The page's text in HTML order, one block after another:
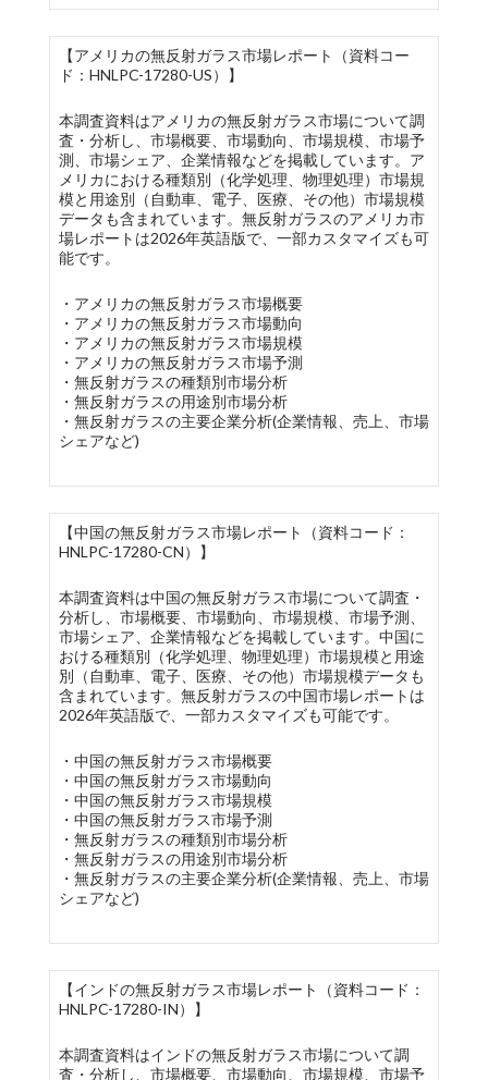
【アメリカの無反射ガラス市場レポート（資料コー
ド：HNLPC-17280-US）】
本調査資料はアメリカの無反射ガラス市場について調
査・分析し、市場概要、市場動向、市場規模、市場予
測、市場シェア、企業情報などを掲載しています。ア
メリカにおける種類別（化学処理、物理処理）市場規
模と用途別（自動車、電子、医療、その他）市場規模
データも含まれています。無反射ガラスのアメリカ市
場レポートは2026年英語版で、一部カスタマイズも可
能です。
・アメリカの無反射ガラス市場概要
・アメリカの無反射ガラス市場動向
・アメリカの無反射ガラス市場規模
・アメリカの無反射ガラス市場予測
・無反射ガラスの種類別市場分析
・無反射ガラスの用途別市場分析
・無反射ガラスの主要企業分析(企業情報、売上、市場
シェアなど)
【中国の無反射ガラス市場レポート（資料コード：
HNLPC-17280-CN）】
本調査資料は中国の無反射ガラス市場について調査・
分析し、市場概要、市場動向、市場規模、市場予測、
市場シェア、企業情報などを掲載しています。中国に
おける種類別（化学処理、物理処理）市場規模と用途
別（自動車、電子、医療、その他）市場規模データも
含まれています。無反射ガラスの中国市場レポートは
2026年英語版で、一部カスタマイズも可能です。
・中国の無反射ガラス市場概要
・中国の無反射ガラス市場動向
・中国の無反射ガラス市場規模
・中国の無反射ガラス市場予測
・無反射ガラスの種類別市場分析
・無反射ガラスの用途別市場分析
・無反射ガラスの主要企業分析(企業情報、売上、市場
シェアなど)
【インドの無反射ガラス市場レポート（資料コード：
HNLPC-17280-IN）】
本調査資料はインドの無反射ガラス市場について調
査・分析し、市場概要、市場動向、市場規模、市場予